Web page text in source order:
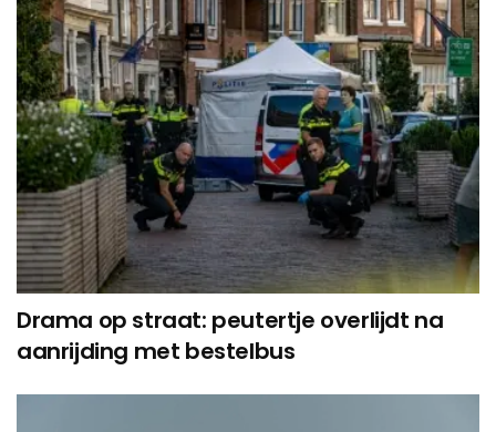
Drama op straat: peutertje overlijdt na
aanrijding met bestelbus